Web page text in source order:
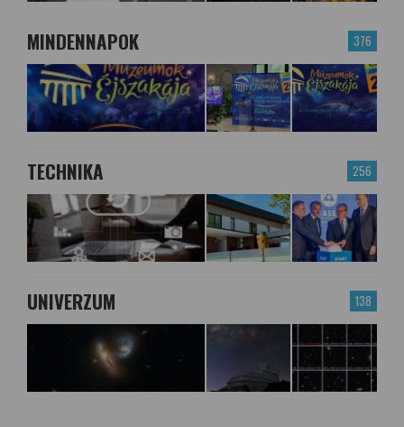
376
MINDENNAPOK
256
TECHNIKA
138
UNIVERZUM